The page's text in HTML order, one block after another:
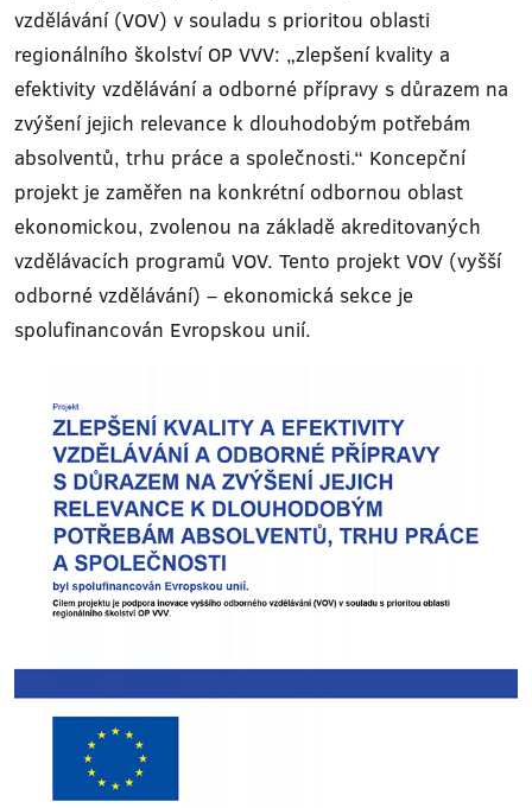
vzdělávání (VOV) v souladu s prioritou oblasti
regionálního školství OP VVV: „zlepšení kvality a
efektivity vzdělávání a odborné přípravy s důrazem na
zvýšení jejich relevance k dlouhodobým potřebám
absolventů, trhu práce a společnosti.“ Koncepční
projekt je zaměřen na konkrétní odbornou oblast
ekonomickou, zvolenou na základě akreditovaných
vzdělávacích programů VOV. Tento projekt VOV (vyšší
odborné vzdělávání) – ekonomická sekce je
spolufinancován Evropskou unií.